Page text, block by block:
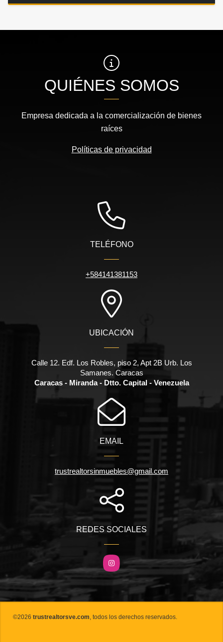
QUIÉNES SOMOS
Empresa dedicada a la comercialización de bienes
raíces
Políticas de privacidad
TELÉFONO
+584141381153
UBICACIÓN
Calle 12. Edf. Los Robles, piso 2, Apt 2B Urb. Los
Samanes. Caracas
Caracas - Miranda - Dtto. Capital - Venezuela
EMAIL
trustrealtorsinmuebles@gmail.com
REDES SOCIALES
Instagram
©2026 trustrealtorsve.com, todos los derechos reservados.